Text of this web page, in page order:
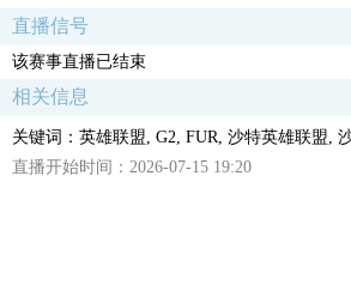
直播信号
该赛事直播已结束
相关信息
关键词：英雄联盟, G2, FUR, 沙特英雄联盟,
直播开始时间：2026-07-15 19:20